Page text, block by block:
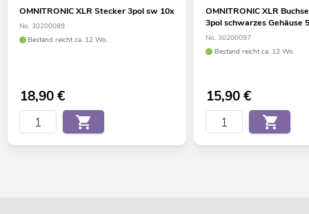
OMNITRONIC XLR Stecker 3pol sw 10x
No. 30200089
Bestand reicht ca. 12 Wo.
18,90€
OMNITRONIC XLR
3pol schwarzes Gehäuse
No. 30200097
Bestand reicht ca. 12 Wo.
15,90€